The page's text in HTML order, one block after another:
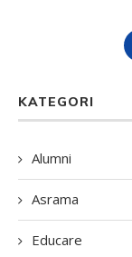
KATEGORI
Alumni
Asrama
Educare